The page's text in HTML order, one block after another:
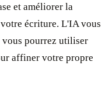
et améliorer la
écriture. L'IA vous
vous pourrez utiliser
affiner votre propre